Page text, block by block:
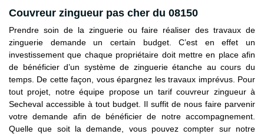
Couvreur zingueur pas cher du 08150
Prendre soin de la zinguerie ou faire réaliser des travaux de
zinguerie demande un certain budget. C’est en effet un
investissement que chaque propriétaire doit mettre en place afin
de bénéficier d’un système de zinguerie étanche au cours du
temps. De cette façon, vous épargnez les travaux imprévus. Pour
tout projet, notre équipe propose un tarif couvreur zingueur à
Secheval accessible à tout budget. Il suffit de nous faire parvenir
votre demande afin de bénéficier de notre accompagnement.
Quelle que soit la demande, vous pouvez compter sur notre